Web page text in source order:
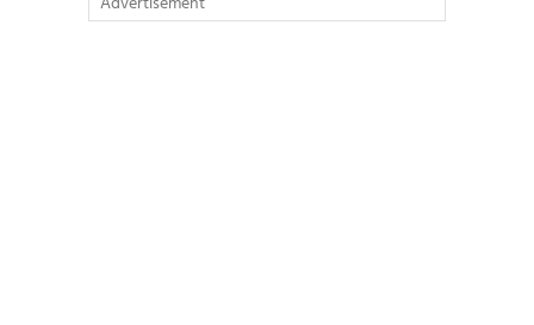
Advertisement